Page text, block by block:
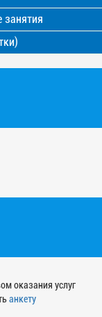
занятия
оказания услуг
анкету